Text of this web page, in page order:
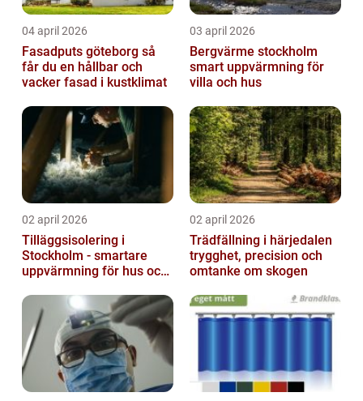
04 april 2026
Fasadputs göteborg så
får du en hållbar och
vacker fasad i kustklimat
03 april 2026
Bergvärme stockholm
smart uppvärmning för
villa och hus
02 april 2026
Tilläggsisolering i
Stockholm - smartare
uppvärmning för hus och
02 april 2026
Trädfällning i härjedalen
trygghet, precision och
omtanke om skogen